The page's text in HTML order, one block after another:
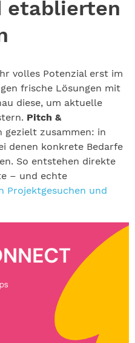
etablierten
volles Potenzial erst im
frische Lösungen mit
diese, um aktuelle
Pitch &
gezielt zusammen: in
denen konkrete Bedarfe
So entstehen direkte
– und echte
Projektgesuchen und